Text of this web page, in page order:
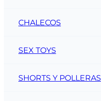
CHALECOS
SEX TOYS
SHORTS Y POLLERAS